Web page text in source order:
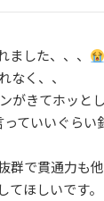
した、、、
く、、
がきてホッと
ていいぐら
群で貫通力も
ほしいです。